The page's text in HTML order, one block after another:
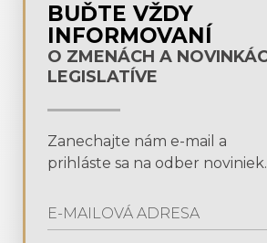
BUĎTE VŽDY
INFORMOVANÍ
O ZMENÁCH A
LEGISLATÍVE
Zanechajte nám e-mail a
prihláste sa na odber noviniek.